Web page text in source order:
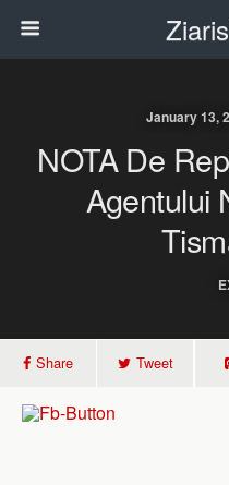
January 13,
NOTA De
Agentului
Share Tweet